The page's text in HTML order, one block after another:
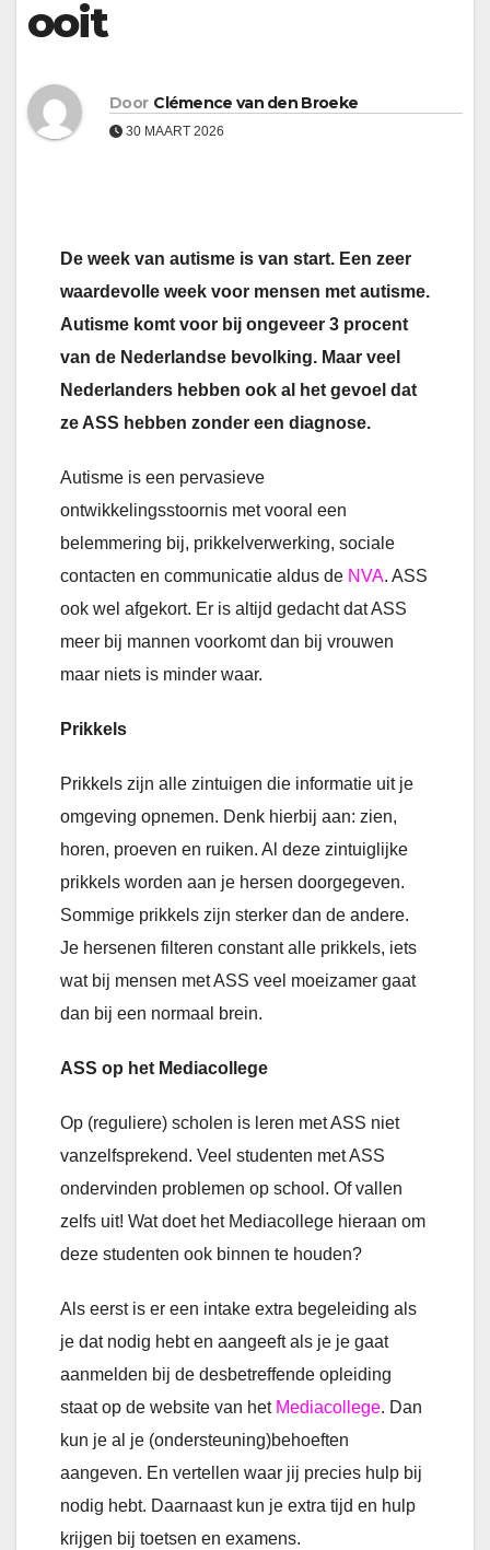
ooit
Door Clémence van den Broeke
30 MAART 2026
De week van autisme is van start. Een zeer
waardevolle week voor mensen met autisme.
Autisme komt voor bij ongeveer 3 procent
van de Nederlandse bevolking. Maar veel
Nederlanders hebben ook al het gevoel dat
ze ASS hebben zonder een diagnose.
Autisme is een pervasieve
ontwikkelingsstoornis met vooral een
belemmering bij, prikkelverwerking, sociale
contacten en communicatie aldus de NVA. ASS
ook wel afgekort. Er is altijd gedacht dat ASS
meer bij mannen voorkomt dan bij vrouwen
maar niets is minder waar.
Prikkels
Prikkels zijn alle zintuigen die informatie uit je
omgeving opnemen. Denk hierbij aan: zien,
horen, proeven en ruiken. Al deze zintuiglijke
prikkels worden aan je hersen doorgegeven.
Sommige prikkels zijn sterker dan de andere.
Je hersenen filteren constant alle prikkels, iets
wat bij mensen met ASS veel moeizamer gaat
dan bij een normaal brein.
ASS op het Mediacollege
Op (reguliere) scholen is leren met ASS niet
vanzelfsprekend. Veel studenten met ASS
ondervinden problemen op school. Of vallen
zelfs uit! Wat doet het Mediacollege hieraan om
deze studenten ook binnen te houden?
Als eerst is er een intake extra begeleiding als
je dat nodig hebt en aangeeft als je je gaat
aanmelden bij de desbetreffende opleiding
staat op de website van het Mediacollege. Dan
kun je al je (ondersteuning)behoeften
aangeven. En vertellen waar jij precies hulp bij
nodig hebt. Daarnaast kun je extra tijd en hulp
krijgen bij toetsen en examens.